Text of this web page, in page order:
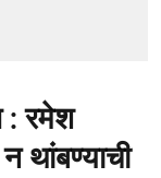
: रमेश
थांबण्याची